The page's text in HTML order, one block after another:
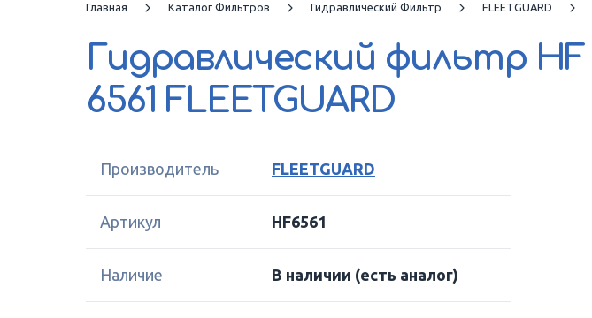
Главная Каталог Фильтров Гидравлический Фильтр FLEETGUARD
Гидравлический фильтр HF
6561 FLEETGUARD
Производитель FLEETGUARD
Артикул HF6561
Наличие В наличии (есть аналог)